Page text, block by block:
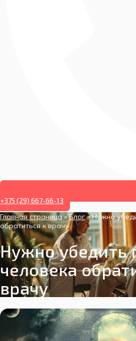
+375 (29) 667-66-13
Главная страница»Блог»Нужно
обратиться к врачу
Нужно убедить
человека
врачу